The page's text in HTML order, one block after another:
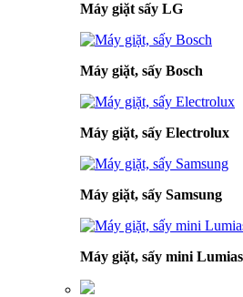
Máy giặt sấy LG
Máy giặt, sấy Bosch
Máy giặt, sấy Electrolux
Máy giặt, sấy Samsung
Máy giặt, sấy mini Lumias